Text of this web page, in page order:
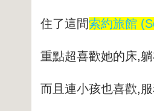
住了這間索約旅館
重點超喜歡她的床,
而且連小孩也喜歡,